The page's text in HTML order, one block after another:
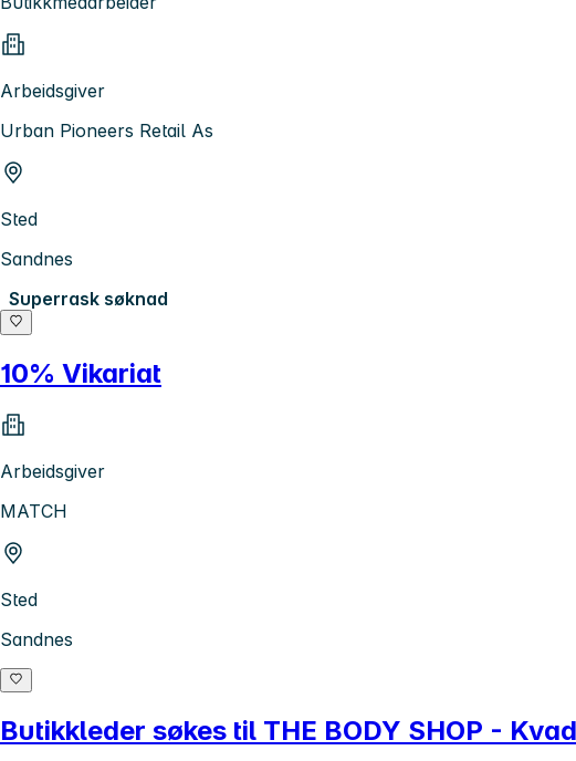
Arbeidsgiver
Urban Pioneers Retail As
Sted
Sandnes
Superrask søknad
10% Vikariat
Arbeidsgiver
MATCH
Sted
Sandnes
Butikkleder søkes til THE BODY SHOP -